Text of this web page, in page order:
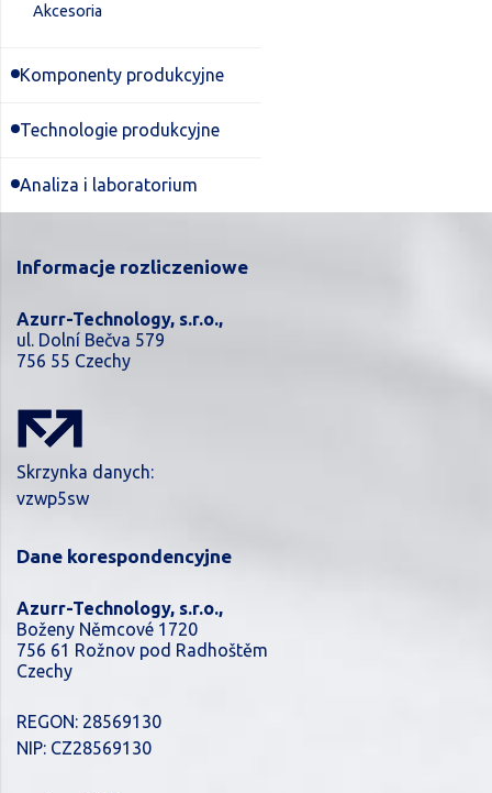
Akcesoria
Komponenty produkcyjne
Technologie produkcyjne
Analiza i laboratorium
Informacje rozliczeniowe
Azurr-Technology, s.r.o.,
ul. Dolní Bečva 579
756 55 Czechy
Skrzynka danych:
vzwp5sw
Dane korespondencyjne
Azurr-Technology, s.r.o.,
Boženy Němcové 1720
756 61 Rožnov pod Radhoštěm
Czechy
REGON: 28569130
NIP: CZ28569130